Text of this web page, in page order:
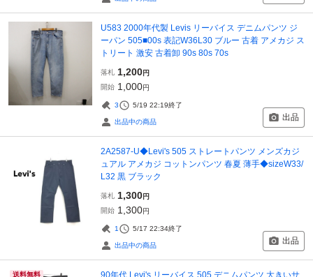
U583 2000年代製 Levis リーバイス デニムパンツ ジ
ーパン 505■00s 表記W36L30 ブルー 古着 アメカジ ス
トリート 激安 古着卸 90s 80s 70s
落札 1,200円
開始 1,000円
3 5/19 22:19終了
出品中の商品 出品
2A2587-U◆Levi's 505 ストレートパンツ メンズカジ
ュアル アメカジ コットンパンツ 春夏 薄手◆sizeW33/
L32 黒 ブラック
落札 1,300円
開始 1,300円
1 5/17 22:34終了
出品中の商品 出品
送料無料 90年代 Levi's リーバイス 505 デニムパンツ 大きいサ